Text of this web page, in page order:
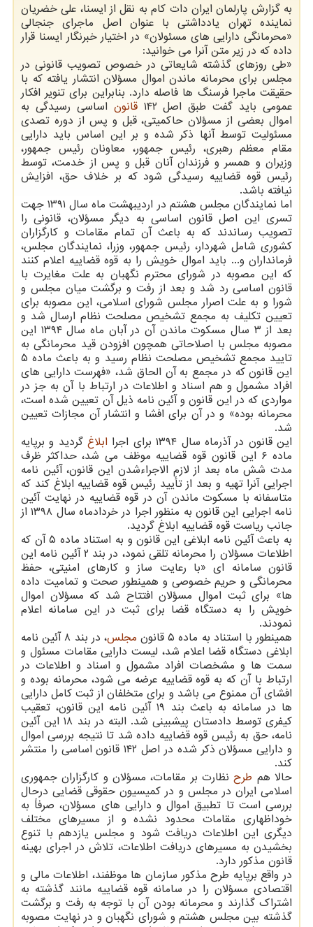
به گزارش پارلمان ایران دات کام به نقل از ایسنا، علی خضریان
نماینده تهران یادداشتی با عنوان اصل ماجرای جنجالی
«محرمانگی دارایی های مسئولان» در اختیار خبرنگار ایسنا قرار
داده که در زیر متن آنرا می خوانید:
«طی روزهای گذشته شایعاتی در خصوص تصویب قانونی در
مجلس برای محرمانه ماندن اموال مسؤلان انتشار یافته که با
حقیقت ماجرا فرسنگ ها فاصله دارد. بنابراین برای تنویر افکار
عمومی باید گفت طبق اصل ۱۴۲
قانون اساسی رسیدگی به
اموال بعضی از مسؤلان حاکمیتی، قبل و پس از دوره تصدی
مسئولیت توسط آنها ذکر شده و بر این اساس باید دارایی
مقام معظم رهبری، رئیس جمهور، معاونان رئیس جمهور،
وزیران و همسر و فرزندان آنان قبل و پس از خدمت، توسط
رئیس قوه قضاییه رسیدگی شود که بر خلاف حق، افزایش
نیافته باشد.
اما نمایندگان مجلس هشتم در اردیبهشت ماه سال ۱۳۹۱ جهت
تسری این اصل قانون اساسی به دیگر مسؤلان، قانونی را
تصویب رساندند که به باعث آن تمام مقامات و کارگزاران
کشوری شامل شهردار، رئیس جمهور، وزرا، نمایندگان مجلس،
فرمانداران و... باید اموال خویش را به قوه قضاییه اعلام کنند
که این مصوبه در شورای محترم نگهبان به علت مغایرت با
قانون اساسی رد شد و بعد از رفت و برگشت میان مجلس و
شورا و به علت اصرار مجلس شورای اسلامی، این مصوبه برای
تعیین تکلیف به مجمع تشخیص مصلحت نظام ارسال شد و
بعد از ۳ سال مسکوت ماندن آن در آبان ماه سال ۱۳۹۴ این
مصوبه مجلس با اصلاحاتی همچون افزودن قید محرمانگی به
تایید مجمع تشخیص مصلحت نظام رسید و به باعث ماده ۵
این قانون که در مجمع به آن الحاق شد، «فهرست دارایی های
افراد مشمول و هم اسناد و اطلاعات در ارتباط با آن به جز در
مواردی که در این قانون و آئین نامه ذیل آن تعیین شده است،
محرمانه بوده» و در آن برای افشا و انتشار آن مجازات تعیین
شد.
این قانون در آذرماه سال ۱۳۹۴ برای اجرا
ابلاغگردید و برپایه
ماده ۶ این قانون قوه قضاییه موظف می شد، حداکثر ظرف
مدت شش ماه بعد از لازم الاجراءشدن این قانون، آئین نامه
اجرایی آنرا تهیه و بعد از تأیید رئیس قوه قضاییه ابلاغ کند که
متاسفانه با مسکوت ماندن آن در قوه قضاییه در نهایت آئین
نامه اجرایی این قانون به منظور اجرا در خردادماه سال ۱۳۹۸ از
جانب ریاست قوه قضاییه ابلاغ گردید.
به باعث آئین نامه ابلاغی این قانون و به استناد ماده ۵ آن که
اطلاعات مسؤلان را محرمانه تلقی نمود، در بند ۲ آئین نامه این
قانون سامانه ای «با رعایت ساز و کارهای امنیتی، حفظ
محرمانگی و حریم خصوصی و همینطور صحت و تمامیت داده
ها» برای ثبت اموال مسؤلان افتتاح شد که مسؤلان اموال
خویش را به دستگاه قضا برای ثبت در این سامانه اعلام
نمودند.
همینطور با استناد به ماده ۵ قانون
مجلس
، در بند ۸ آئین نامه
ابلاغی دستگاه قضا اعلام شد، لیست دارایی مقامات مسئول و
سمت ها و مشخصات افراد مشمول و اسناد و اطلاعات در
ارتباط با آن که به قوه قضاییه عرضه می­ شود، محرمانه بوده و
افشای آن ممنوع می باشد و برای متخلفان از ثبت کامل دارایی
ها در سامانه به باعث بند ۱۹ آئین نامه این قانون، تعقیب
کیفری توسط دادستان پیشبینی شد. البته در بند ۱۸ این آئین
نامه، حق به رئیس قوه قضاییه داده شد تا نتیجه بررسی اموال
و دارایی مسؤلان ذکر شده در اصل ۱۴۲ قانون اساسی را منتشر
کند.
حالا هم طرحنظارت بر مقامات، مسؤلان و کارگزاران جمهوری
اسلامی ایران در مجلس و در کمیسیون حقوقی قضایی درحال
بررسی است تا تطبیق اموال و دارایی های مسؤلان، صرفاً به
خوداظهاری مقامات محدود نشده و از مسیرهای مختلف
دیگری این اطلاعات دریافت شود و مجلس یازدهم با تنوع
بخشیدن به مسیرهای دریافت اطلاعات، تلاش در اجرای بهینه
قانون مذکور دارد.
در واقع برپایه طرح مذکور سازمان ها موظفند، اطلاعات مالی و
اقتصادی مسؤلان را در سامانه قوه قضاییه مانند گذشته به
اشتراک گذارند و محرمانه بودن آن با توجه به رفت و برگشت
گذشته بین مجلس هشتم و شورای نگهبان و در نهایت مصوبه